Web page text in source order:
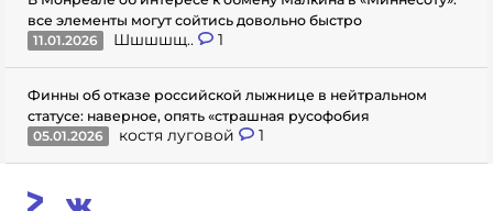
все элементы могут сойтись довольно быстро
11.01.2026
Шшшшщ.. 1
Финны об отказе российской лыжнице в нейтральном
статусе: наверное, опять «страшная русофобия
05.01.2026
костя луговой 1